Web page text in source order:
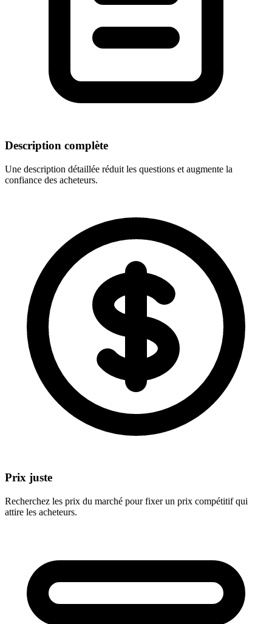
Description complète
Une description détaillée réduit les questions et augmente la
confiance des acheteurs.
Prix juste
Recherchez les prix du marché pour fixer un prix compétitif qui
attire les acheteurs.